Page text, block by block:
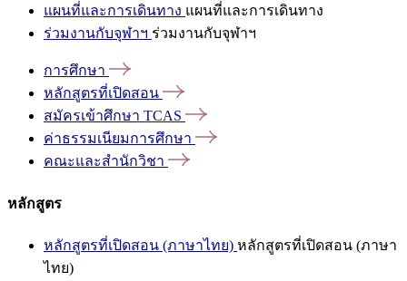
แผนที่และการเดินทาง แผนที่และการเดินทาง
ร่วมงานกับจุฬาฯ ร่วมงานกับจุฬาฯ
การศึกษา
หลักสูตรที่เปิดสอน
สมัครเข้าศึกษา TCAS
ค่าธรรมเนียมการศึกษา
คณะและสำนักวิชา
หลักสูตร
หลักสูตรที่เปิดสอน (ภาษาไทย) หลักสูตรที่เปิดสอน (ภาษา
ไทย)